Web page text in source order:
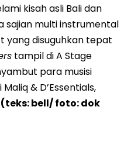
kisah asli Bali dan
sajian multi instrumental
yang disuguhkan tepat
tampil di A Stage
para musisi
& D’Essentials,
(teks: bell/ foto: dok